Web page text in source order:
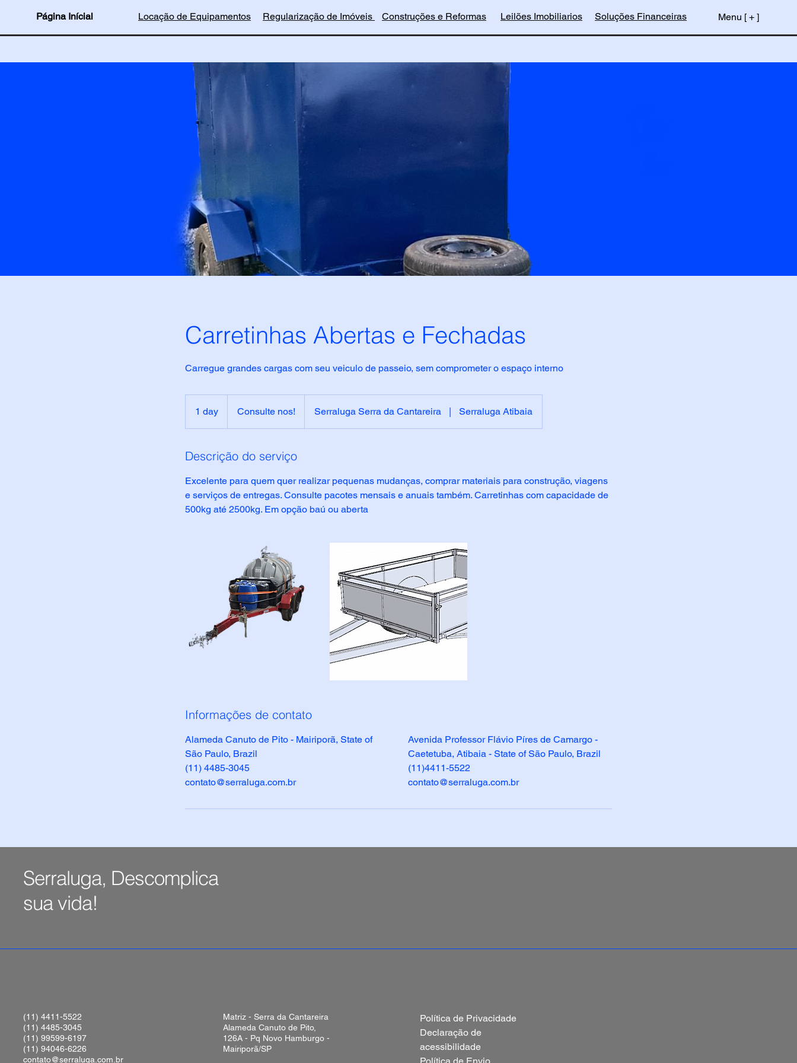
Página Inícial Regularização de Imóveis
Locação de Equipamentos Construções e Reformas Leilões Imobiliarios Menu [ + ]
Soluções Financeiras
Carretinhas Abertas e Fechadas
Carregue grandes cargas com seu veiculo de passeio, sem comprometer o espaço interno
1 day
d
Consulte nos! Serraluga Serra da Cantareira | Serraluga Atibaia
Descrição do serviço
Excelente para quem quer realizar pequenas mudanças, comprar materiais para construção, viagens
e serviços de entregas. Consulte pacotes mensais e anuais também. Carretinhas com capacidade de
500kg até 2500kg. Em opção baú ou aberta
Informações de contato
Alameda Canuto de Pito - Mairiporã, State of
São Paulo, Brazil
(11) 4485-3045
contato@serraluga.com.br
Avenida Professor Flávio Píres de Camargo -
Caetetuba, Atibaia - State of São Paulo, Brazil
(11)4411-5522
contato@serraluga.com.br
Serraluga, Descomplica
sua vida!
(11) 4411-5522
(11) 4485-3045
(11) 99599-6197
(11) 94046-6226
contato@serraluga.com.br
Matriz - Serra da Cantareira
Alameda Canuto de Pito,
126A - Pq Novo Hamburgo -
Mairiporã/SP
Política de Privacidade
Declaração de
acessibilidade